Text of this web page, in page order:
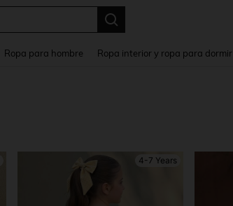
Ropa para hombre Ropa interior y ropa para dormir
4-7 Years